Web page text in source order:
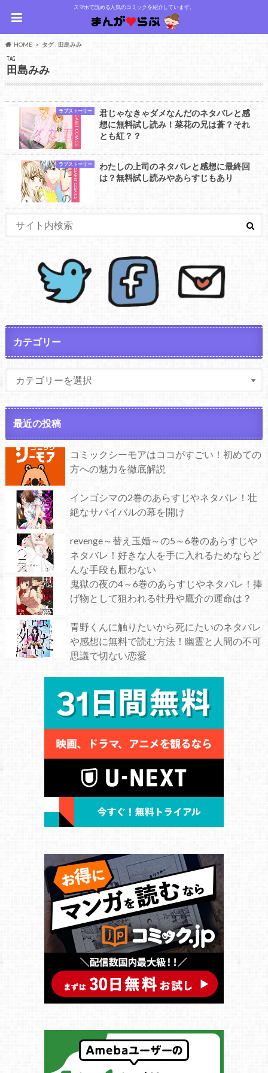
スマホで読める人気のコミックを紹介しています。
HOME タグ : 田島みみ
TAG
田島みみ
ラブストーリー
君じゃなきゃダメなんだのネタバレと感
想に無料試し読み！菜花の兄は蒼？それ
とも紅？？
ラブストーリー
わたしの上司のネタバレと感想に最終回
は？無料試し読みやあらすじもあり
カテゴリー
最近の投稿
コミックシーモアはココがすごい！初めての
方への魅力を徹底解説
インゴシマの2巻のあらすじやネタバレ！壮
絶なサバイバルの幕を開け
revenge～替え玉婚～の5～6巻のあらすじや
ネタバレ！好きな人を手に入れるためならど
んな手段も厭わない
鬼獄の夜の4～6巻のあらすじやネタバレ！捧
げ物として狙われる牡丹や鷹介の運命は？
青野くんに触りたいから死にたいのネタバレ
や感想に無料で読む方法！幽霊と人間の不可
思議で切ない恋愛